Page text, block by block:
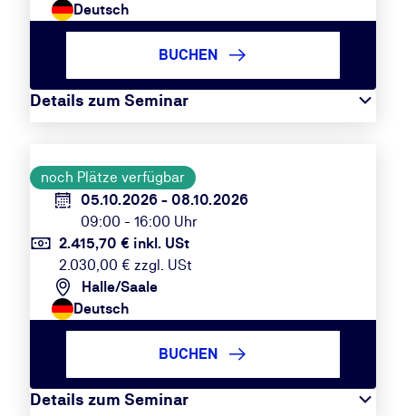
Deutsch
Details zum Seminar
BUCHEN
noch Plätze verfügbar
05.10.2026 - 08.10.2026
09:00 - 16:00 Uhr
2.415,70 € inkl. USt
2.030,00 € zzgl. USt
Halle/Saale
Deutsch
Details zum Seminar
BUCHEN